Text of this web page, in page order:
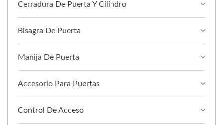
Cerradura De Puerta Y Cilindro
Bisagra De Puerta
Manija De Puerta
Accesorio Para Puertas
Control De Acceso